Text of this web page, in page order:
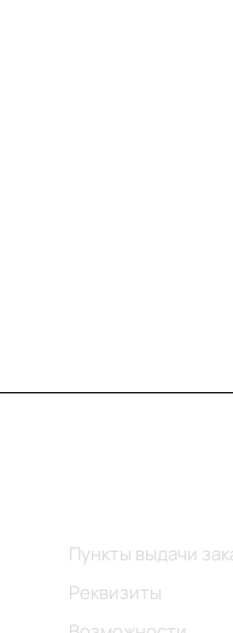
Пункты выдачи
Реквизиты